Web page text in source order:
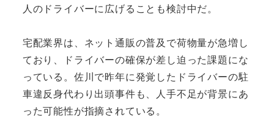
人のドライバーに広げることも検討中だ。
宅配業界は、ネット通販の普及で荷物量が急増し
ており、ドライバーの確保が差し迫った課題にな
っている。佐川で昨年に発覚したドライバーの駐
車違反身代わり出頭事件も、人手不足が背景にあ
った可能性が指摘されている。